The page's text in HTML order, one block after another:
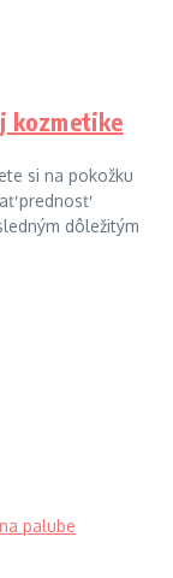
kozmetike
si na pokožku
prednosť
dôležitým